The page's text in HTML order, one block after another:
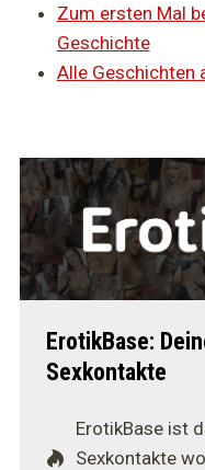
Zum ersten Mal
Geschichte
Alle Geschichten
ErotikBase:
Sexkontakte
ErotikBase ist
Sexkontakte